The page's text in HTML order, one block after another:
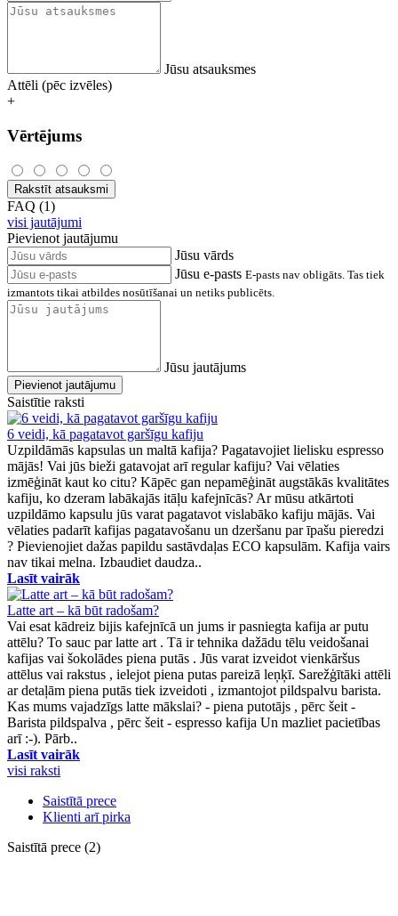
Jūsu atsauksmes
Attēli (pēc izvēles)
+
Vērtējums
Rakstīt atsauksmi
FAQ (1)
visi jautājumi
Pievienot jautājumu
Jūsu vārds
Jūsu e-pasts E-pasts nav obligāts. Tas tiek
izmantots tikai atbildes nosūtīšanai un netiks publicēts.
Jūsu jautājums
Pievienot jautājumu
Saistītie raksti
6 veidi, kā pagatavot garšīgu kafiju
Uzpildāmās kapsulas un maltā kafija? Pagatavojiet lielisku espresso
mājās! Vai jūs bieži gatavojat arī regular kafiju? Vai vēlaties
izmēģināt kaut ko citu? Kāpēc gan nepamēģināt augstākās kvalitātes
kafiju, ko dzeram labākajās itāļu kafejnīcās? Ar mūsu atkārtoti
uzpildāmo kapsulu jūs varat pagatavot vislabāko kafiju mājās. Vai
vēlaties padarīt kafijas pagatavošanu un dzeršanu par īpašu pieredzi
? Pievienojiet dažas papildu sastāvdaļas ECO kapsulām. Kafija vairs
nav tikai melna. Izbaudiet daudza..
Lasīt vairāk
Latte art – kā būt radošam?
Vai esat kādreiz bijis kafejnīcā un jums ir pasniegta kafija ar putu
attēlu? To sauc par latte art . Tā ir tehnika dažādu tēlu veidošanai
kafijas vai šokolādes piena putās . Jūs varat izveidot vienkāršus
attēlus vai rakstus , ielejot piena putas pareizā leņķī. Sarežģītāki attēli
ar detaļām piena putās tiek izveidoti , izmantojot pildspalvu barista.
Kas mums vajadzīgs latte mākslai? - piena putotājs , pērc šeit -
Barista pildspalva , pērc šeit - espresso kafija Un mazliet pacietības
arī :-). Pārb..
Lasīt vairāk
visi raksti
Saistītā prece
Klienti arī pirka
Saistītā prece (2)